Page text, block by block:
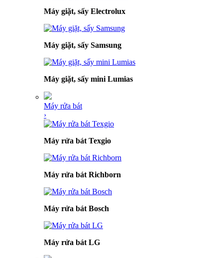
Máy giặt, sấy Electrolux
Máy giặt, sấy Samsung
Máy giặt, sấy mini Lumias
Máy rửa bát
›
Máy rửa bát Texgio
Máy rửa bát Richborn
Máy rửa bát Bosch
Máy rửa bát LG